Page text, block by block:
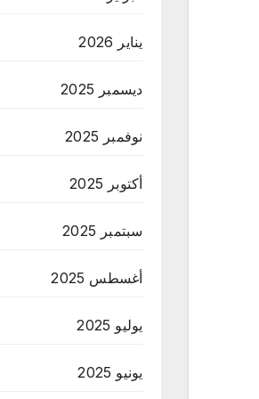
يناير 2026
ديسمبر 2025
نوفمبر 2025
أكتوبر 2025
سبتمبر 2025
أغسطس 2025
يوليو 2025
يونيو 2025